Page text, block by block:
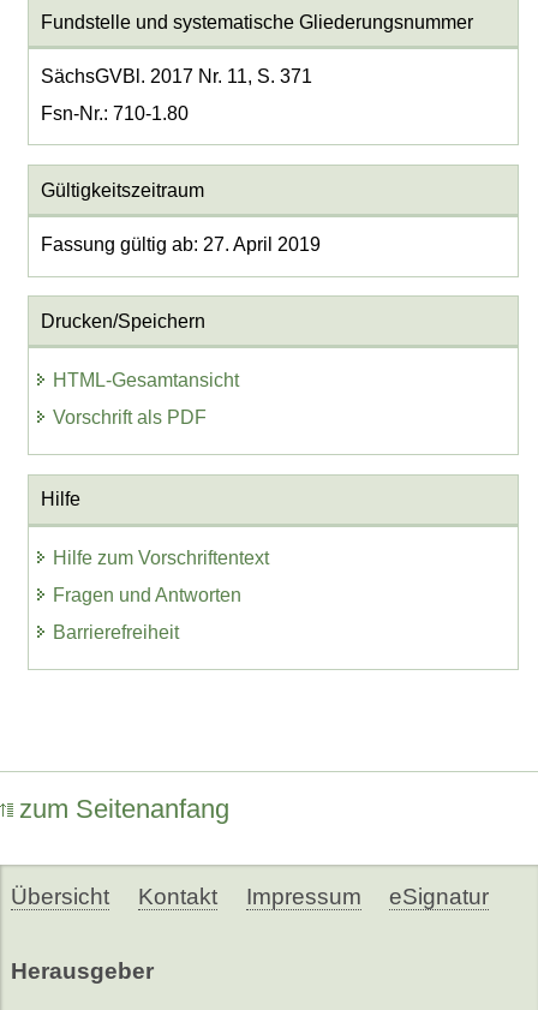
Fundstelle und systematische Gliederungsnummer
SächsGVBl. 2017 Nr. 11, S. 371
Fsn-Nr.: 710-1.80
Gültigkeitszeitraum
Fassung gültig ab: 27. April 2019
Drucken/Speichern
HTML-Gesamtansicht
Vorschrift als PDF
Hilfe
Hilfe zum Vorschriftentext
Fragen und Antworten
Barrierefreiheit
zum Seitenanfang
Übersicht Kontakt Impressum eSignatur
Herausgeber